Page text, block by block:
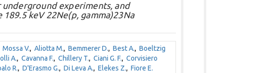
experiments, and
keV 22Ne(p, gamma)23Na
Mossa V., Aliotta M., Bemmerer D., Best A., Boeltzig
A., Cavanna F., Chillery T., Ciani G. F., Corvisiero
R., D'Erasmo G., Di Leva A., Elekes Z., Fiore E.